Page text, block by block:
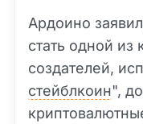
Ардоино
стать одной из
создателей,
стейблкоин",